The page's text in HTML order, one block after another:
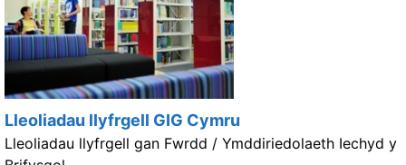
Lleoliadau llyfrgell GIG Cymru
Lleoliadau llyfrgell gan Fwrdd / Ymddiriedolaeth Iechyd y